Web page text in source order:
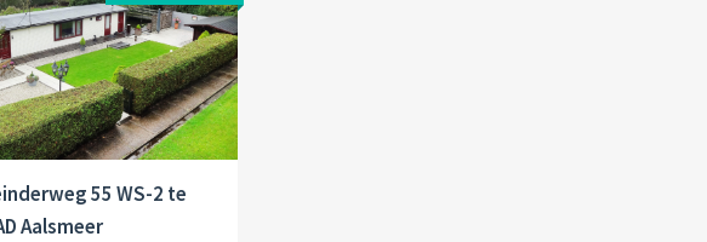
55 WS-2 te
Aalsmeer